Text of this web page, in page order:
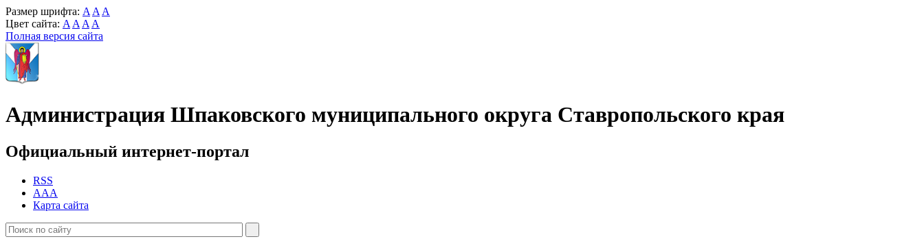
Размер шрифта: A A A
Цвет сайта: A A A A
Полная версия сайта
Администрация Шпаковского муниципального округа Ставропольского края
Официальный интернет-портал
RSS
AAA
Карта сайта